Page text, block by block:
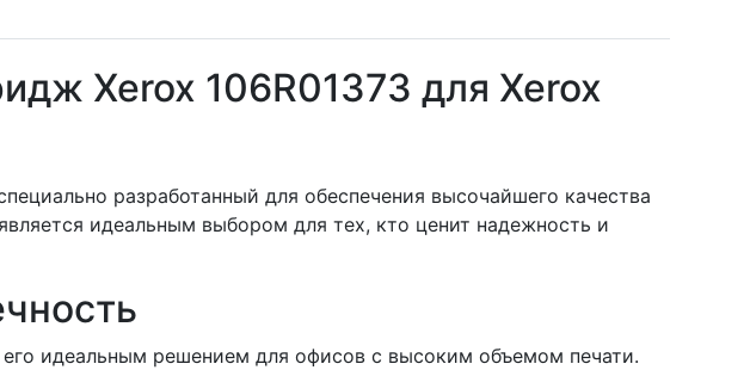
Xerox 106R01373 для Xerox
разработанный для обеспечения высочайшего качества
идеальным выбором для тех, кто ценит надежность и
его идеальным решением для офисов с высоким объемом печати.